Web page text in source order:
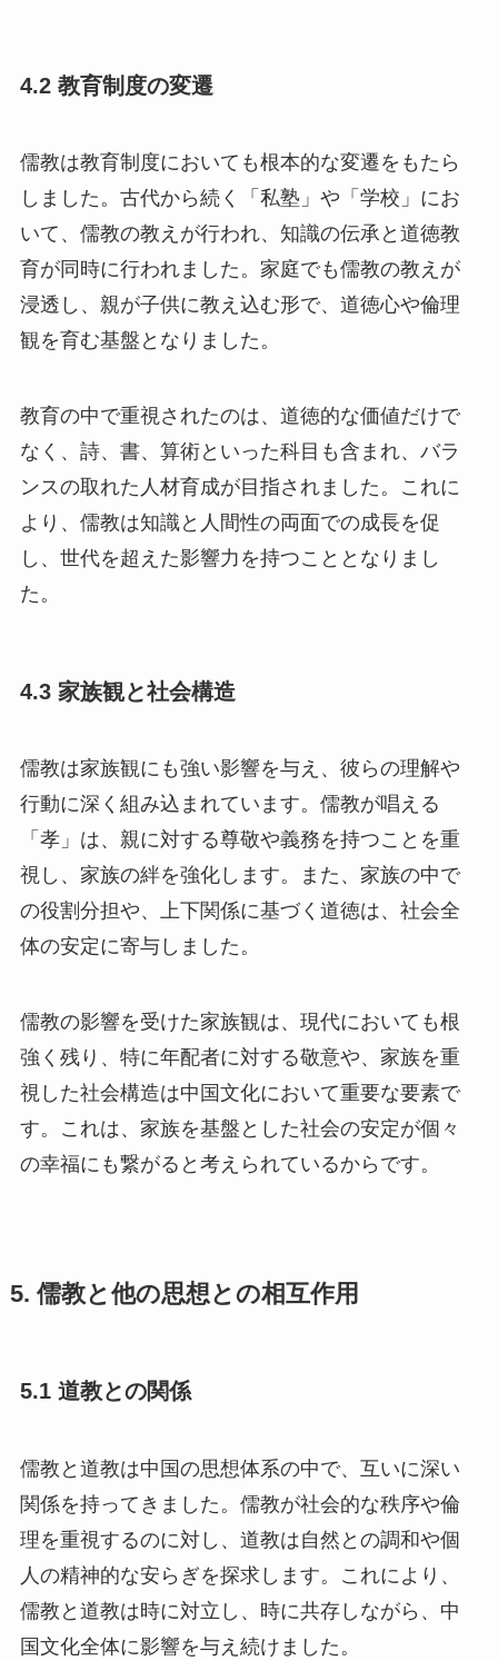
4.2 教育制度の変遷
儒教は教育制度においても根本的な変遷をもたら
しました。古代から続く「私塾」や「学校」にお
いて、儒教の教えが行われ、知識の伝承と道徳教
育が同時に行われました。家庭でも儒教の教えが
浸透し、親が子供に教え込む形で、道徳心や倫理
観を育む基盤となりました。
教育の中で重視されたのは、道徳的な価値だけで
なく、詩、書、算術といった科目も含まれ、バラ
ンスの取れた人材育成が目指されました。これに
より、儒教は知識と人間性の両面での成長を促
し、世代を超えた影響力を持つこととなりまし
た。
4.3 家族観と社会構造
儒教は家族観にも強い影響を与え、彼らの理解や
行動に深く組み込まれています。儒教が唱える
「孝」は、親に対する尊敬や義務を持つことを重
視し、家族の絆を強化します。また、家族の中で
の役割分担や、上下関係に基づく道徳は、社会全
体の安定に寄与しました。
儒教の影響を受けた家族観は、現代においても根
強く残り、特に年配者に対する敬意や、家族を重
視した社会構造は中国文化において重要な要素で
す。これは、家族を基盤とした社会の安定が個々
の幸福にも繋がると考えられているからです。
5. 儒教と他の思想との相互作用
5.1 道教との関係
儒教と道教は中国の思想体系の中で、互いに深い
関係を持ってきました。儒教が社会的な秩序や倫
理を重視するのに対し、道教は自然との調和や個
人の精神的な安らぎを探求します。これにより、
儒教と道教は時に対立し、時に共存しながら、中
国文化全体に影響を与え続けました。